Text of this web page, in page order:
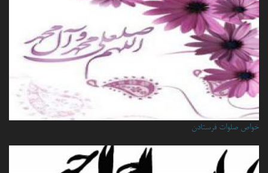
خواص صلوات فرستادن